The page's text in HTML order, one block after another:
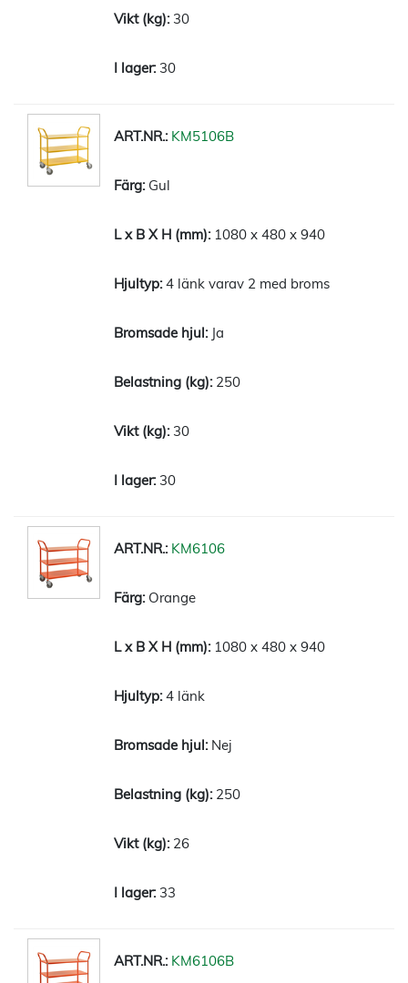
30
30
KM5106B
Gul
1080 x 480 x 940
4 länk varav 2 med broms
Ja
250
30
30
KM6106
Orange
1080 x 480 x 940
4 länk
Nej
250
26
33
KM6106B